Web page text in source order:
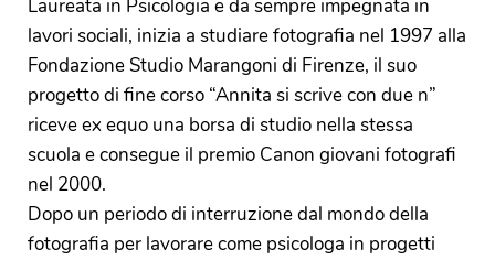
Laureata in Psicologia e da sempre impegnata in
lavori sociali, inizia a studiare fotografia nel 1997 alla
Fondazione Studio Marangoni di Firenze, il suo
progetto di fine corso “Annita si scrive con due n”
riceve ex equo una borsa di studio nella stessa
scuola e consegue il premio Canon giovani fotografi
nel 2000.
Dopo un periodo di interruzione dal mondo della
fotografia per lavorare come psicologa in progetti